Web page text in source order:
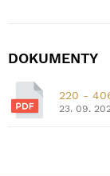
DOKUMENTY
220 -
23. 09.